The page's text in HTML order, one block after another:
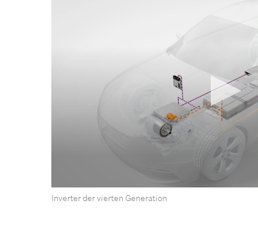
Sekunden
Inverter der vierten Generation